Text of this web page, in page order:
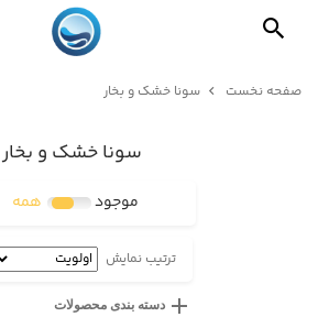
صفحه نخست سونا خشک و بخار
همه موجود
سونا خشک و بخار
ترتیب نمایش
دسته بندی محصولات